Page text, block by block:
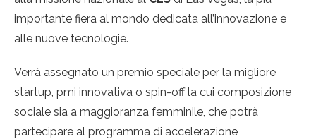
importante fiera al mondo dedicata all’innovazione e
alle nuove tecnologie.
Verrà assegnato un premio speciale per la migliore
startup, pmi innovativa o spin-off la cui composizione
sociale sia a maggioranza femminile, che potrà
partecipare al programma di accelerazione